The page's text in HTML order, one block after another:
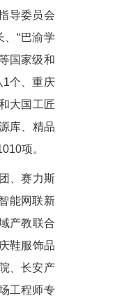
导委员会
“巴渝学
国家级和
1个、重庆
大国工匠
库、精品
项。
、赛力斯
能网联新
产教联合
鞋服饰品
、长安产
工程师专